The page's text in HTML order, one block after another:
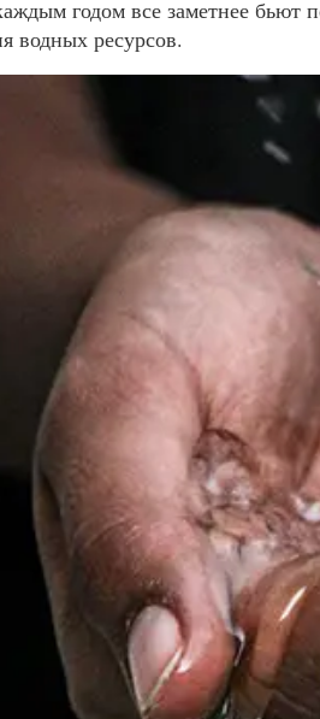
годом все заметнее бьют
водных ресурсов.